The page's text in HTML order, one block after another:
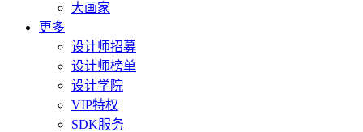
大画家
更多
设计师招募
设计师榜单
设计学院
VIP特权
SDK服务